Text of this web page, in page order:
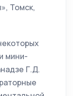
Томск,
мини-
Г.Д.